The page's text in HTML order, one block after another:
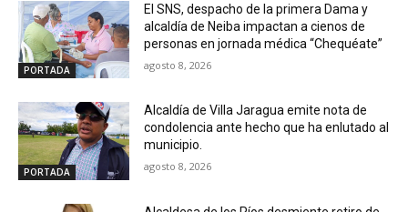
PORTADA
El SNS, despacho de la primera Dama y
alcaldía de Neiba impactan a cienos de
personas en jornada médica “Chequéate”
agosto 8, 2026
PORTADA
Alcaldía de Villa Jaragua emite nota de
condolencia ante hecho que ha enlutado al
municipio.
agosto 8, 2026